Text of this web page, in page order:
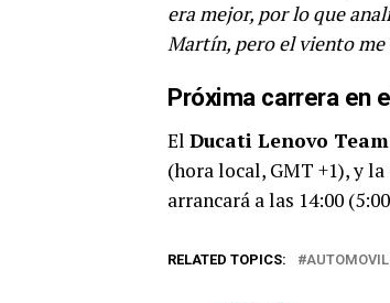
era mejor, por lo que
Martín, pero el viento me
Próxima carrera en
El Ducati Lenovo Team
(hora local, GMT +1), y
arrancará a las 14:00
RELATED TOPICS: